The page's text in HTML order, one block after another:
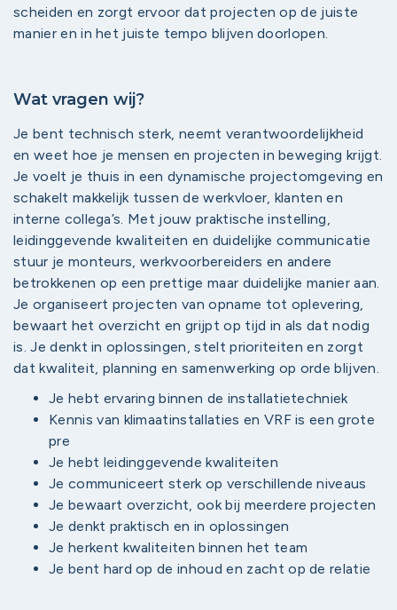
scheiden en zorgt ervoor dat projecten op de juiste
manier en in het juiste tempo blijven doorlopen.
Wat vragen wij?
Je bent technisch sterk, neemt verantwoordelijkheid
en weet hoe je mensen en projecten in beweging krijgt.
Je voelt je thuis in een dynamische projectomgeving en
schakelt makkelijk tussen de werkvloer, klanten en
interne collega’s. Met jouw praktische instelling,
leidinggevende kwaliteiten en duidelijke communicatie
stuur je monteurs, werkvoorbereiders en andere
betrokkenen op een prettige maar duidelijke manier aan.
Je organiseert projecten van opname tot oplevering,
bewaart het overzicht en grijpt op tijd in als dat nodig
is. Je denkt in oplossingen, stelt prioriteiten en zorgt
dat kwaliteit, planning en samenwerking op orde blijven.
Je hebt ervaring binnen de installatietechniek
Kennis van klimaatinstallaties en VRF is een grote
pre
Je hebt leidinggevende kwaliteiten
Je communiceert sterk op verschillende niveaus
Je bewaart overzicht, ook bij meerdere projecten
Je denkt praktisch en in oplossingen
Je herkent kwaliteiten binnen het team
Je bent hard op de inhoud en zacht op de relatie